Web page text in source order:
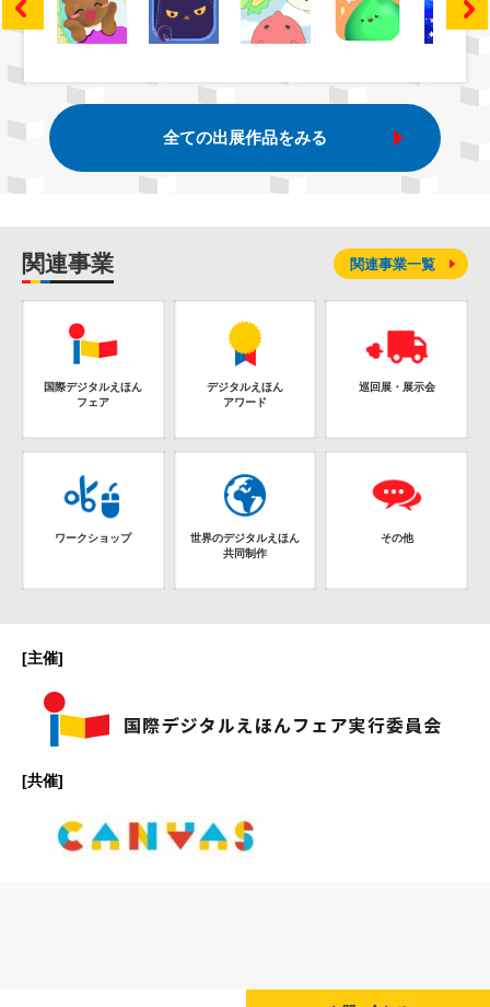
全ての出展作品をみる
関連事業
国際デジタルえほん
フェア
デジタルえほん
アワード
巡回展・展示会
ワークショップ
世界のデジタルえほん
共同制作
その他
関連事業一覧
[主催]
[共催]